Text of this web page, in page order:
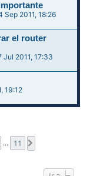
Sep 2011, 18:26
el router
Jul 2011, 17:33
19:12
… 11